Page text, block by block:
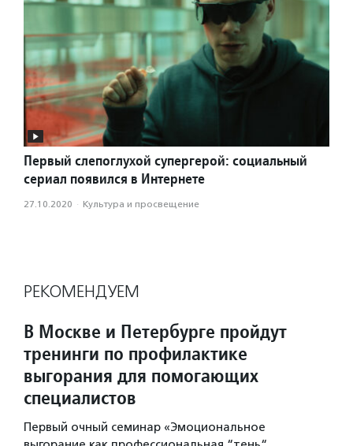
Первый слепоглухой супергерой: социальный
сериал появился в Интернете
27.10.2020 · Культура и просвещение
РЕКОМЕНДУЕМ
В Москве и Петербурге пройдут
тренинги по профилактике
выгорания для помогающих
специалистов
Первый очный семинар «Эмоциональное